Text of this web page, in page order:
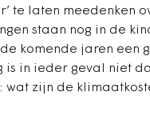
te laten meedenken
staan nog in de
komende jaren een
is in ieder geval niet
zijn de